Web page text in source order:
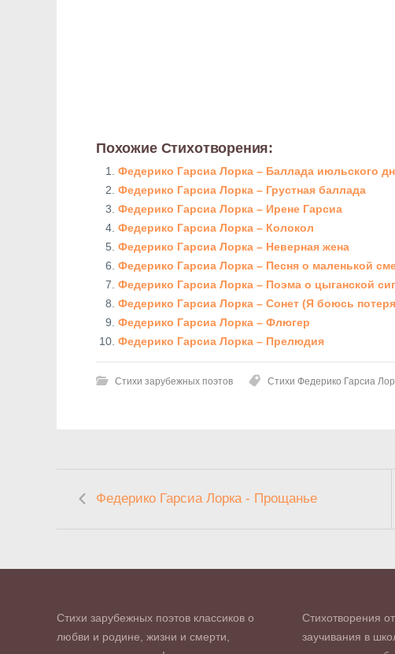
Похожие Стихотворения:
Федерико Гарсиа Лорка – Баллада июльского
Федерико Гарсиа Лорка – Грустная баллада
Федерико Гарсиа Лорка – Ирене Гарсиа
Федерико Гарсиа Лорка – Колокол
Федерико Гарсиа Лорка – Неверная жена
Федерико Гарсиа Лорка – Песня о маленькой
Федерико Гарсиа Лорка – Поэма о цыганской
Федерико Гарсиа Лорка – Сонет (Я боюсь
Федерико Гарсиа Лорка – Флюгер
Федерико Гарсиа Лорка – Прелюдия
Стихи зарубежных поэтов Стихи Федерико Гарсиа
Федерико Гарсиа Лорка - Прощанье
Стихи зарубежных поэтов классиков о
любви и родине, жизни и смерти,
Стихотворения
заучивания в